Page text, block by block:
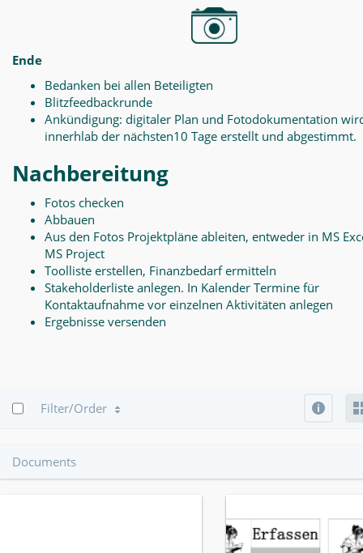
Ende
Bedanken bei allen Beteiligten
Blitzfeedbackrunde
Ankündigung: digitaler Plan und Fotodokumentation
innerhlab der nächsten10 Tage erstellt und abgestimmt.
Nachbereitung
Fotos checken
Abbauen
Aus den Fotos Projektpläne ableiten, entweder in MS
MS Project
Toolliste erstellen, Finanzbedarf ermitteln
Stakeholderliste anlegen. In Kalender Termine für
Kontaktaufnahme vor einzelnen Aktivitäten anlegen
Ergebnisse versenden
Filter/Order
Documents